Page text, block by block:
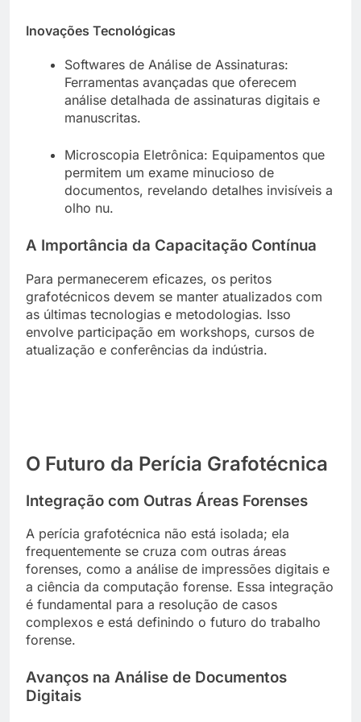
Inovações Tecnológicas
Softwares de Análise de Assinaturas:
Ferramentas avançadas que oferecem
análise detalhada de assinaturas digitais e
manuscritas.
Microscopia Eletrônica: Equipamentos que
permitem um exame minucioso de
documentos, revelando detalhes invisíveis a
olho nu.
A Importância da Capacitação Contínua
Para permanecerem eficazes, os peritos
grafotécnicos devem se manter atualizados com
as últimas tecnologias e metodologias. Isso
envolve participação em workshops, cursos de
atualização e conferências da indústria.
O Futuro da Perícia Grafotécnica
Integração com Outras Áreas Forenses
A perícia grafotécnica não está isolada; ela
frequentemente se cruza com outras áreas
forenses, como a análise de impressões digitais e
a ciência da computação forense. Essa integração
é fundamental para a resolução de casos
complexos e está definindo o futuro do trabalho
forense.
Avanços na Análise de Documentos
Digitais